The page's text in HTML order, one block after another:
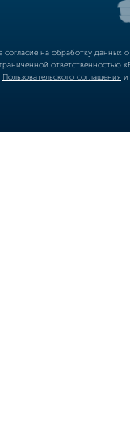
согласие на обработку
Пользовательского соглашения и